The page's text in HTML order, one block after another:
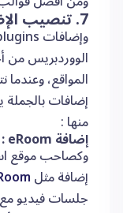
7. تنصيب الإضافات المساعدة لموقعك
الووردبريس
المواقع،
إضافات بالجملة
منها :
إضافة eRoom :
وكصاحب موقع
إضافة مثل
جلسات فيديو